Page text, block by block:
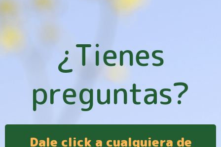
¿Tienes
preguntas?
Dale click a cualquiera de